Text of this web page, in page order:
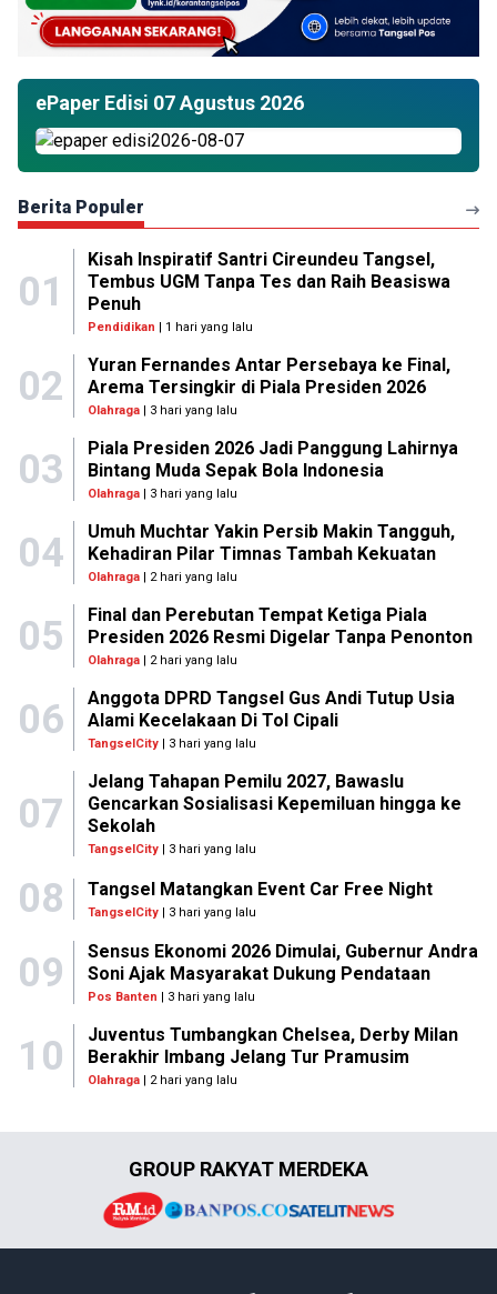
ePaper Edisi 07 Agustus 2026
Berita Populer
01
Kisah Inspiratif Santri Cireundeu Tangsel,
Tembus UGM Tanpa Tes dan Raih Beasiswa
Penuh
Pendidikan | 1 hari yang lalu
02
Yuran Fernandes Antar Persebaya ke Final,
Arema Tersingkir di Piala Presiden 2026
Olahraga| 3 hari yang lalu
03
Piala Presiden 2026 Jadi Panggung Lahirnya
Bintang Muda Sepak Bola Indonesia
Olahraga| 3 hari yang lalu
04
Umuh Muchtar Yakin Persib Makin Tangguh,
Kehadiran Pilar Timnas Tambah Kekuatan
Olahraga| 2 hari yang lalu
05
Final dan Perebutan Tempat Ketiga Piala
Presiden 2026 Resmi Digelar Tanpa Penonton
Olahraga| 2 hari yang lalu
06
Anggota DPRD Tangsel Gus Andi Tutup Usia
Alami Kecelakaan Di Tol Cipali
TangselCity| 3 hari yang lalu
07
Jelang Tahapan Pemilu 2027, Bawaslu
Gencarkan Sosialisasi Kepemiluan hingga ke
Sekolah
TangselCity| 3 hari yang lalu
08 Tangsel Matangkan Event Car Free Night
TangselCity | 3 hari yang lalu
09
Sensus Ekonomi 2026 Dimulai, Gubernur Andra
Soni Ajak Masyarakat Dukung Pendataan
Pos Banten | 3 hari yang lalu
10
Juventus Tumbangkan Chelsea, Derby Milan
Berakhir Imbang Jelang Tur Pramusim
Olahraga| 2 hari yang lalu
GROUP RAKYAT MERDEKA